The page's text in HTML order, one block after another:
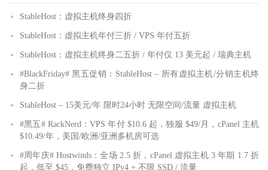
StableHost：虚拟主机终身四折
StableHost：虚拟主机年付三折 / VPS 年付五折
StableHost：虚拟主机终身二五折 / 年付仅 13 美元起 / 瑞典主机
#BlackFriday# 黑五促销：StableHost – 所有虚拟主机/分销主机终
身二折
StableHost – 15美元/年 限时24小时 无限空间/流量 虚拟主机
#黑五# RackNerd：VPS 年付 $10.6 起，独服 $49/月，cPanel 主机
$10.49/年，美国/欧洲/亚洲多机房可选
#周年庆# Hostwinds：全场 2.5 折，cPanel 虚拟主机 3 年期 1.7 折
起，低至 $45，免费独立 IPv4 + 不限 SSD / 流量